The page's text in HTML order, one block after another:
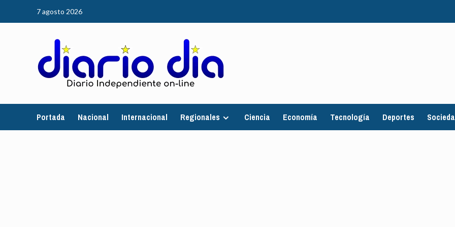
7 agosto 2026
Portada Nacional Internacional Regionales Ciencia Economía Tecnología Deportes